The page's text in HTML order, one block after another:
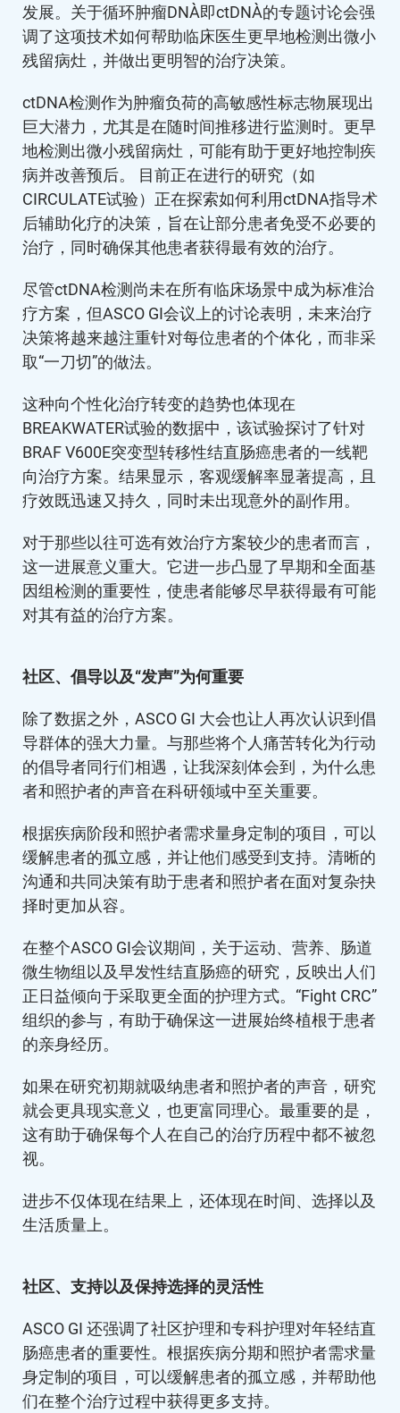
发展。关于循环肿瘤DNA（即ctDNA）的专题讨论会强
调了这项技术如何帮助临床医生更早地检测出微小
残留病灶，并做出更明智的治疗决策。
ctDNA检测作为肿瘤负荷的高敏感性标志物展现出
巨大潜力，尤其是在随时间推移进行监测时。更早
地检测出微小残留病灶，可能有助于更好地控制疾
病并改善预后。 目前正在进行的研究（如
CIRCULATE试验）正在探索如何利用ctDNA指导术
后辅助化疗的决策，旨在让部分患者免受不必要的
治疗，同时确保其他患者获得最有效的治疗。
尽管ctDNA检测尚未在所有临床场景中成为标准治
疗方案，但ASCO GI会议上的讨论表明，未来治疗
决策将越来越注重针对每位患者的个体化，而非采
取“一刀切”的做法。
这种向个性化治疗转变的趋势也体现在
BREAKWATER试验的数据中，该试验探讨了针对
BRAF V600E突变型转移性结直肠癌患者的一线靶
向治疗方案。结果显示，客观缓解率显著提高，且
疗效既迅速又持久，同时未出现意外的副作用。
对于那些以往可选有效治疗方案较少的患者而言，
这一进展意义重大。它进一步凸显了早期和全面基
因组检测的重要性，使患者能够尽早获得最有可能
对其有益的治疗方案。
社区、倡导以及“发声”为何重要
除了数据之外，ASCO GI 大会也让人再次认识到倡
导群体的强大力量。与那些将个人痛苦转化为行动
的倡导者同行们相遇，让我深刻体会到，为什么患
者和照护者的声音在科研领域中至关重要。
根据疾病阶段和照护者需求量身定制的项目，可以
缓解患者的孤立感，并让他们感受到支持。清晰的
沟通和共同决策有助于患者和照护者在面对复杂抉
择时更加从容。
在整个ASCO GI会议期间，关于运动、营养、肠道
微生物组以及早发性结直肠癌的研究，反映出人们
正日益倾向于采取更全面的护理方式。“Fight CRC”
组织的参与，有助于确保这一进展始终植根于患者
的亲身经历。
如果在研究初期就吸纳患者和照护者的声音，研究
就会更具现实意义，也更富同理心。最重要的是，
这有助于确保每个人在自己的治疗历程中都不被忽
视。
进步不仅体现在结果上，还体现在时间、选择以及
生活质量上。
社区、支持以及保持选择的灵活性
ASCO GI 还强调了社区护理和专科护理对年轻结直
肠癌患者的重要性。根据疾病分期和照护者需求量
身定制的项目，可以缓解患者的孤立感，并帮助他
们在整个治疗过程中获得更多支持。